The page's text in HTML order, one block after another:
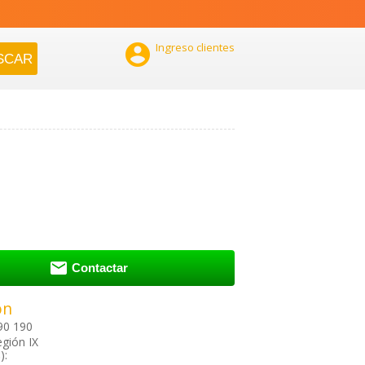
 Ingreso clientes
 Contactar
190
IX